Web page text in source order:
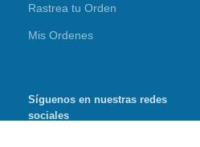
Rastrea tu Orden
Mis Ordenes
Síguenos en nuestras redes
sociales